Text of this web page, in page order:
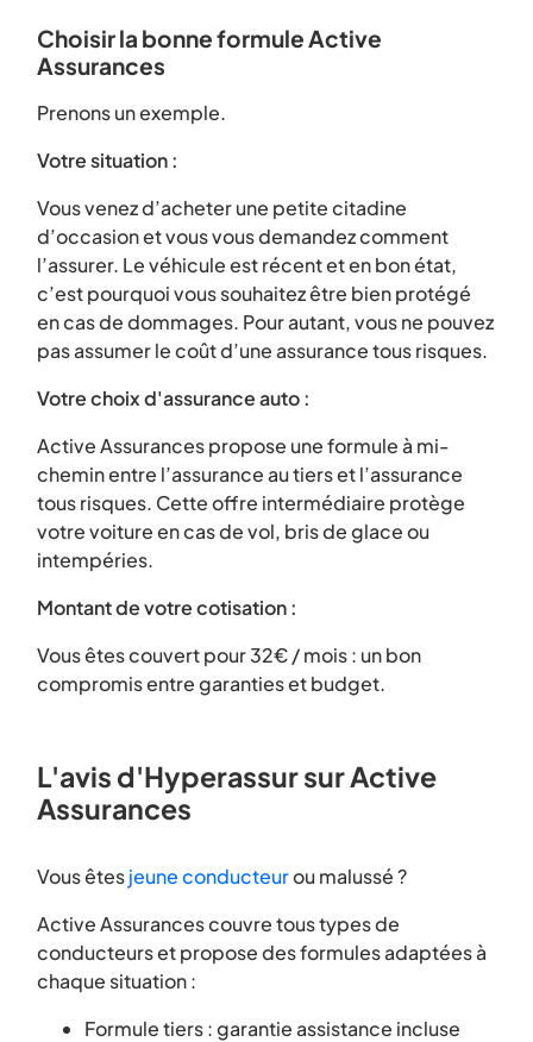
Choisir la bonne formule Active
Assurances
Prenons un exemple.
Votre situation :
Vous venez d’acheter une petite citadine
d’occasion et vous vous demandez comment
l’assurer. Le véhicule est récent et en bon état,
c’est pourquoi vous souhaitez être bien protégé
en cas de dommages. Pour autant, vous ne pouvez
pas assumer le coût d’une assurance tous risques.
Votre choix d'assurance auto :
Active Assurances propose une formule à mi-
chemin entre l’assurance au tiers et l’assurance
tous risques. Cette offre intermédiaire protège
votre voiture en cas de vol, bris de glace ou
intempéries.
Montant de votre cotisation :
Vous êtes couvert pour 32€ / mois : un bon
compromis entre garanties et budget.
L'avis d'Hyperassur sur Active
Assurances
Vous êtesjeune conducteurou malussé ?
Active Assurances couvre tous types de
conducteurs et propose des formules adaptées à
chaque situation :
Formule tiers : garantie assistance incluse